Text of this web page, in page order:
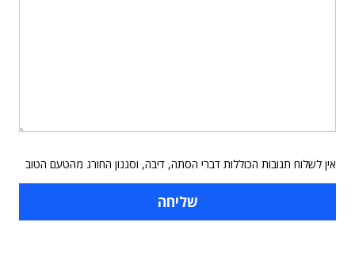
אין לשלוח תגובות הכוללות דברי הסתה, דיבה, וסגנון החורג מהטעם הטוב